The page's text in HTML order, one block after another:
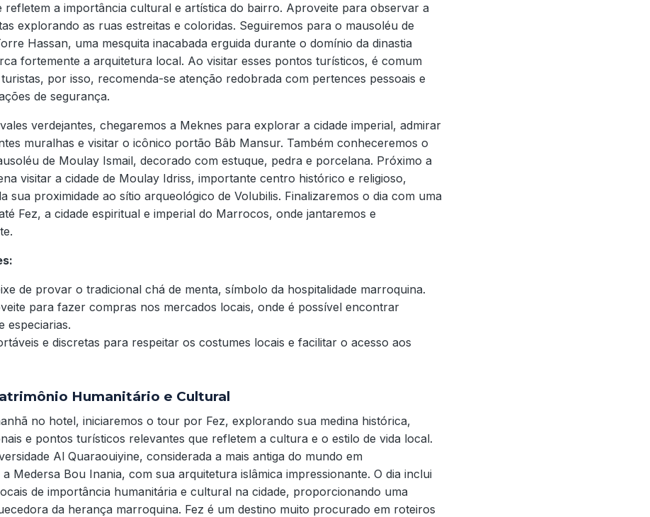
refletem a importância cultural e artística do bairro. Aproveite para observar a
explorando as ruas estreitas e coloridas. Seguiremos para o mausoléu de
Hassan, uma mesquita inacabada erguida durante o domínio da dinastia
fortemente a arquitetura local. Ao visitar esses pontos turísticos, é comum
por isso, recomenda-se atenção redobrada com pertences pessoais e
de segurança.
verdejantes, chegaremos a Meknes para explorar a cidade imperial, admirar
muralhas e visitar o icônico portão Bâb Mansur. Também conheceremos o
de Moulay Ismail, decorado com estuque, pedra e porcelana. Próximo a
visitar a cidade de Moulay Idriss, importante centro histórico e religioso,
sua proximidade ao sítio arqueológico de Volubilis. Finalizaremos o dia com uma
Fez, a cidade espiritual e imperial do Marrocos, onde jantaremos e
de provar o tradicional chá de menta, símbolo da hospitalidade marroquina.
para fazer compras nos mercados locais, onde é possível encontrar
especiarias.
e discretas para respeitar os costumes locais e facilitar o acesso aos
Humanitário e Cultural
no hotel, iniciaremos o tour por Fez, explorando sua medina histórica,
e pontos turísticos relevantes que refletem a cultura e o estilo de vida local.
Al Quaraouiyine, considerada a mais antiga do mundo em
Medersa Bou Inania, com sua arquitetura islâmica impressionante. O dia inclui
de importância humanitária e cultural na cidade, proporcionando uma
da herança marroquina. Fez é um destino muito procurado em roteiros